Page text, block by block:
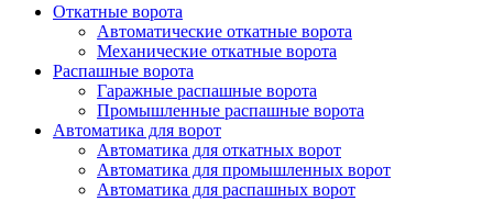
Откатные ворота
Автоматические откатные ворота
Механические откатные ворота
Распашные ворота
Гаражные распашные ворота
Промышленные распашные ворота
Автоматика для ворот
Автоматика для откатных ворот
Автоматика для промышленных ворот
Автоматика для распашных ворот